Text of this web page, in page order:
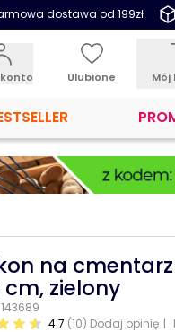
dostawa od 199zł
Ulubione Mój
na
cm, zielony
4.7 (10) Dodaj opinię